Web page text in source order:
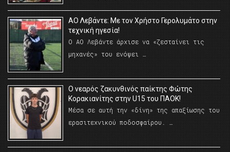
ΑΟ Λεβάντε: Με τον Χρήστο Γερολυμάτο στην
τεχνική ηγεσία!
Ο ΑΟ Λεβάντε άρχισε να «ζεσταίνει τις
μηχανές» του ενόψει …
O νεαρός ζακυνθινός παίκτης Φώτης
Κορακιανίτης στην U15 του ΠΑΟΚ!
Μέσα σε αυτή την «δίνη» της απαξίωσης του
ερασιτεχνικού ποδοσφαίρου. …